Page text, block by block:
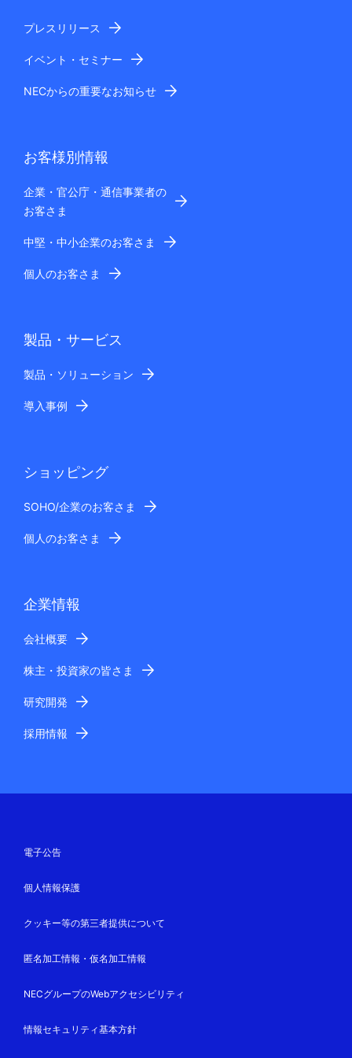
プレスリリース
イベント・セミナー
NECからの重要なお知らせ
お客様別情報
企業・官公庁・通信事業者の
お客さま
中堅・中小企業のお客さま
個人のお客さま
製品・サービス
製品・ソリューション
導入事例
ショッピング
SOHO/企業のお客さま
個人のお客さま
企業情報
会社概要
株主・投資家の皆さま
研究開発
採用情報
電子公告
個人情報保護
クッキー等の第三者提供について
匿名加工情報・仮名加工情報
NECグループのWebアクセシビリティ
情報セキュリティ基本方針